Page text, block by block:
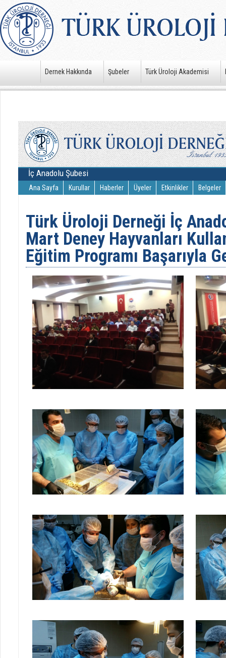
Dernek Hakkında Şubeler Türk Üroloji Akademisi
İç Anadolu Şubesi
Ana Sayfa Kurullar Haberler Üyeler Etkinlikler Belgeler
Türk Üroloji Derneği İç
Mart Deney Hayvanları
Eğitim Programı Başarıyla